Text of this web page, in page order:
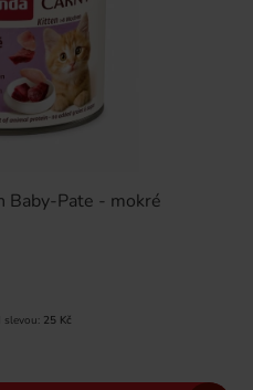
Baby-Pate - mokré
slevou: 25 Kč